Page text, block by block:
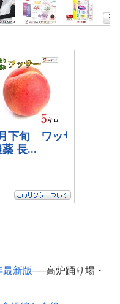
最新版──高炉踊り場・